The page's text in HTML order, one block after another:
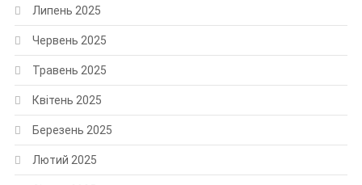
Липень 2025
Червень 2025
Травень 2025
Квітень 2025
Березень 2025
Лютий 2025